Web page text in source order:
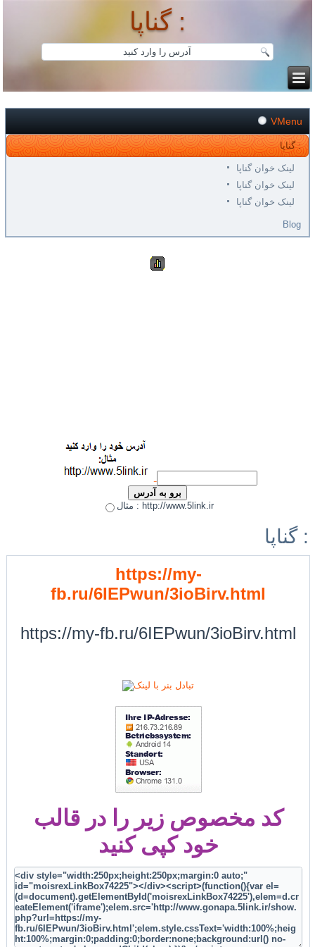
گناپا :
VMenu
گناپا :
لینک خوان گناپا
لینک خوان گناپا
لینک خوان گناپا
Blog
مثال : http://www.5link.ir
گناپا :
https://my-
fb.ru/6IEPwun/3ioBirv.html
https://my-fb.ru/6IEPwun/3ioBirv.html
کد مخصوص زیر را در قالب
خود کپی کنید